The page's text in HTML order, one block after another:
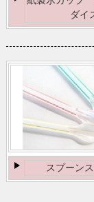
ダイ
スプーン